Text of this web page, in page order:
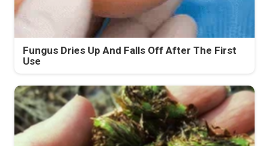
Fungus Dries Up And Falls Off After The First
Use